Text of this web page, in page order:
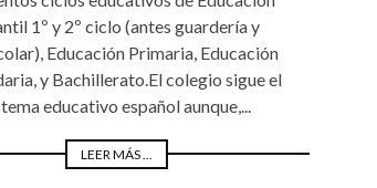
1º y 2º ciclo (antes guardería y
Educación Primaria, Educación
y Bachillerato.El colegio sigue el
educativo español aunque,...
LEER MÁS ...